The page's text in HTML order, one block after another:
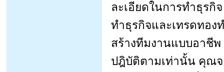
ละเอียดในการทำธุรกิ
ทำธุรกิจและเทรดทอง
สร้างทีมงานแบบอาชี
ปฎิบัติตามเท่านั้น คุณจ